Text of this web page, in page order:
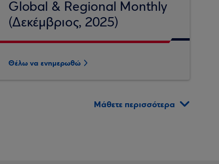
Global & Regional Monthly
(Δεκέμβριος, 2025)
Θέλω να ενημερωθώ
Μάθετε περισσότερα